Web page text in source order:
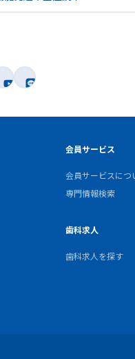
会員サービス
会員サービスにつ
専門情報検索
歯科求人
歯科求人を探す